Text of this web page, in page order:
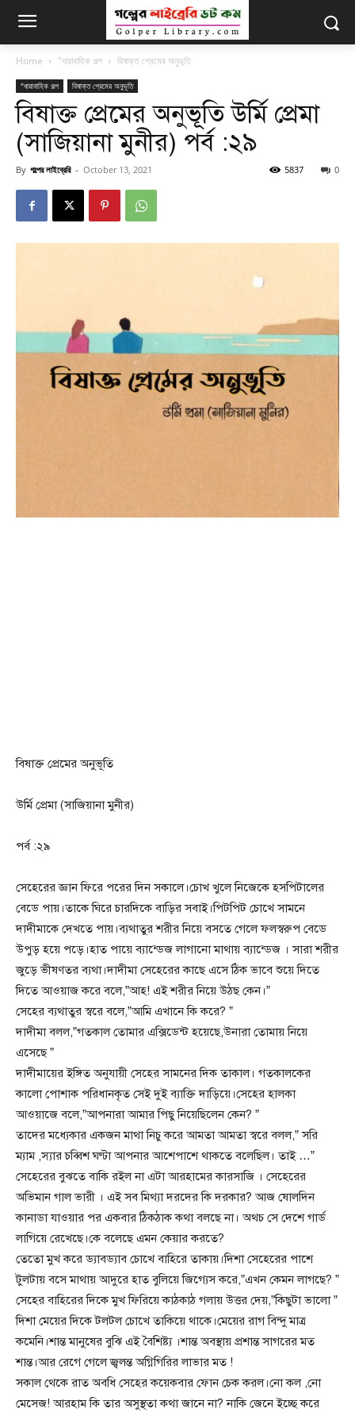
Home "ধারাবাহিক গল্প বিষাক্ত প্রেমের অনুভূতি
"ধারাবাহিক গল্প বিষাক্ত প্রেমের অনুভূতি
বিষাক্ত প্রেমের অনুভূতি উর্মি প্রেমা
(সাজিয়ানা মুনীর) পর্ব :২৯
By গল্পের লাইব্রেরি - October 13, 2021 0
5837
বিষাক্ত প্রেমের অনুভূতি
উর্মি প্রেমা (সাজিয়ানা মুনীর)
পর্ব :২৯
সেহেরের জ্ঞান ফিরে পরের দিন সকালে।চোখ খুলে নিজেকে হসপিটালের
বেডে পায়।তাকে ঘিরে চারদিকে বাড়ির সবাই।পিটপিট চোখে সামনে
দাদীমাকে দেখতে পায়।ব্যথাতুর শরীর নিয়ে বসতে গেলে ফলস্বরুপ বেডে
উপুড় হয়ে পড়ে।হাত পায়ে ব্যান্ডেজ লাগানো মাথায় ব্যান্ডেজ । সারা শরীর
জুড়ে ভীষণতর ব্যথা।দাদীমা সেহেরের কাছে এসে ঠিক ভাবে শুয়ে দিতে
দিতে আওয়াজ করে বলে,”আহ! এই শরীর নিয়ে উঠছ কেন।”
সেহের ব্যথাতুর স্বরে বলে,”আমি এখানে কি করে? ”
দাদীমা বলল,”গতকাল তোমার এক্সিডেন্ট হয়েছে,উনারা তোমায় নিয়ে
এসেছে ”
দাদীমায়ের ইঙ্গিত অনুযায়ী সেহের সামনের দিক তাকাল। গতকালকের
কালো পোশাক পরিধানকৃত সেই দুই ব্যাক্তি দাড়িয়ে।সেহের হালকা
আওয়াজে বলে,”আপনারা আমার পিছু নিয়েছিলেন কেন? ”
তাদের মধ্যেকার একজন মাথা নিচু করে আমতা আমতা স্বরে বলল,” সরি
ম্যাম ,স্যার চব্বিশ ঘণ্টা আপনার আশেপাশে থাকতে বলেছিল। তাই …”
সেহেরের বুঝতে বাকি রইল না এটা আরহামের কারসাজি । সেহেরের
অভিমান গাল ভারী । এই সব মিথ্যা দরদের কি দরকার? আজ ষোলদিন
কানাডা যাওয়ার পর একবার ঠিকঠাক কথা বলছে না। অথচ সে দেশে গার্ড
লাগিয়ে রেখেছে।কে বলেছে এমন কেয়ার করতে?
তেতো মুখ করে ড্যাবড্যাব চোখে বাহিরে তাকায়।দিশা সেহেরের পাশে
টুলটায় বসে মাথায় আদুরে হাত বুলিয়ে জিগ্যেস করে,”এখন কেমন লাগছে? ”
সেহের বাহিরের দিকে মুখ ফিরিয়ে কাঠকাঠ গলায় উত্তর দেয়,”কিছুটা ভালো ”
দিশা মেয়ের দিকে টলটল চোখে তাকিয়ে থাকে।মেয়ের রাগ বিন্দু মাত্র
কমেনি।শান্ত মানুষের বুঝি এই বৈশিষ্ট্য ।শান্ত অবস্থায় প্রশান্ত সাগরের মত
শান্ত।আর রেগে গেলে জ্বলন্ত অগ্নিগিরির লাভার মত !
সকাল থেকে রাত অবধি সেহের কয়েকবার ফোন চেক করল।নো কল ,নো
মেসেজ! আরহাম কি তার অসুস্থতা কথা জানে না? নাকি জেনে ইচ্ছে করে